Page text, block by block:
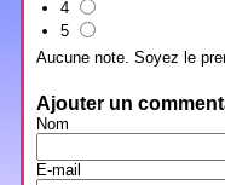
4
5
Aucune note. Soyez le
Ajouter un
Nom
E-mail